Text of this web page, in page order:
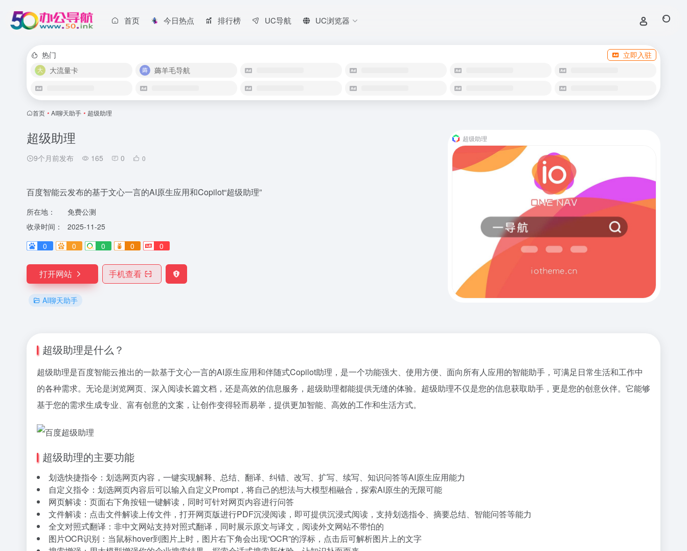
首页 今日热点 排行榜 UC导航 UC浏览器
热门
立即入驻
大流量卡
薅羊毛导航
首页 • AI聊天助手 • 超级助理
超级助理
9个月前发布 165 0 0
百度智能云发布的基于文心一言的AI原生应用和Copilot“超级助理”
所在地：
免费公测
收录时间：
2025-11-25
0
0 0 0 0
打开网站 手机查看
AI聊天助手
超级助理
超级助理是什么？
超级助理是百度智能云推出的一款基于文心一言的AI原生应用和伴随式Copilot助理，是一个功能强大、使用方便、面向所有人应用的智能助手，可满足日常生活和工作中
的各种需求。无论是浏览网页、深入阅读长篇文档，还是高效的信息服务，超级助理都能提供无缝的体验。超级助理不仅是您的信息获取助手，更是您的创意伙伴。它能够
基于您的需求生成专业、富有创意的文案，让创作变得轻而易举，提供更加智能、高效的工作和生活方式。
超级助理的主要功能
划选快捷指令：划选网页内容，一键实现解释、总结、翻译、纠错、改写、扩写、续写、知识问答等AI原生应用能力
自定义指令：划选网页内容后可以输入自定义Prompt，将自己的想法与大模型相融合，探索AI原生的无限可能
网页解读：页面右下角按钮一键解读，同时可针对网页内容进行问答
文件解读：点击文件解读上传文件，打开网页版进行PDF沉浸阅读，即可提供沉浸式阅读，支持划选指令、摘要总结、智能问答等能力
全文对照式翻译：非中文网站支持对照式翻译，同时展示原文与译文，阅读外文网站不带怕的
图片OCR识别：当鼠标hover到图片上时，图片右下角会出现“OCR”的浮标，点击后可解析图片上的文字